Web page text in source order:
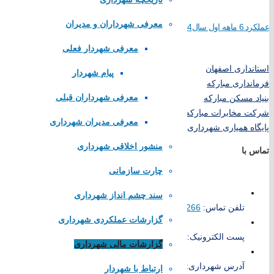
معرفی شهرداران و مدیران
معرفی شهردار فعلی
پیام شهردار
معرفی شهرداران قبلی
معرفی مدیران شهرداری
منشور اخلاقی شهرداری
چارت سازمانی
سند چشم انداز شهرداری
گزارشات عملکردی شهرداری
گزارشات مالی شهرداری
ارتباط با شهردار
عملکرد 6 ماهه اول سال1404
سازمان شهرداری ها و دهیاری های کشور
لینک های محلی
استانداری اصفهان
فرمانداری مبارکه
بنیاد مسکن مبارکه
شرکت مخابرات مبارکه
پایگاه همیاری شهرداری های اصفهان
تماس با
تلفن تماس: 52383266
پست الکترونیک:
آدرس شهرداری: شهرستان مبارکه، شهر کرکوند، انتهای بلوار امام